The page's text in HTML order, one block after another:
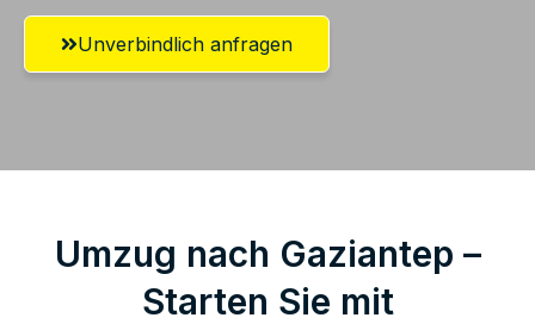
Unverbindlich anfragen
Umzug nach Gaziantep –
Starten Sie mit